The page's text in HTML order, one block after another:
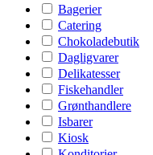
Bagerier
Catering
Chokoladebutik
Dagligvarer
Delikatesser
Fiskehandler
Grønthandlere
Isbarer
Kiosk